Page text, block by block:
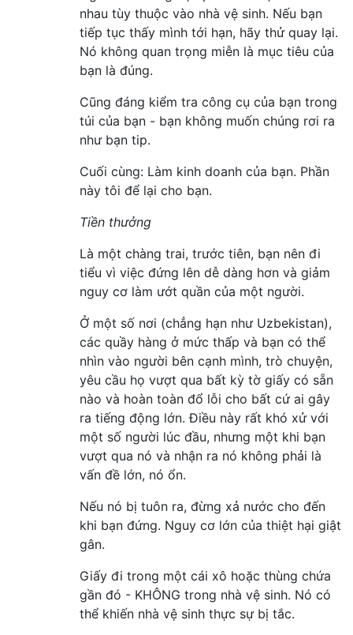
nhau tùy thuộc vào nhà vệ sinh. Nếu bạn
tiếp tục thấy mình tới hạn, hãy thử quay lại.
Nó không quan trọng miễn là mục tiêu của
bạn là đúng.
Cũng đáng kiểm tra công cụ của bạn trong
túi của bạn - bạn không muốn chúng rơi ra
như bạn tip.
Cuối cùng: Làm kinh doanh của bạn. Phần
này tôi để lại cho bạn.
Tiền thưởng
Là một chàng trai, trước tiên, bạn nên đi
tiểu vì việc đứng lên dễ dàng hơn và giảm
nguy cơ làm ướt quần của một người.
Ở một số nơi (chẳng hạn như Uzbekistan),
các quầy hàng ở mức thấp và bạn có thể
nhìn vào người bên cạnh mình, trò chuyện,
yêu cầu họ vượt qua bất kỳ tờ giấy có sẵn
nào và hoàn toàn đổ lỗi cho bất cứ ai gây
ra tiếng động lớn. Điều này rất khó xử với
một số người lúc đầu, nhưng một khi bạn
vượt qua nó và nhận ra nó không phải là
vấn đề lớn, nó ổn.
Nếu nó bị tuôn ra, đừng xả nước cho đến
khi bạn đứng. Nguy cơ lớn của thiệt hại giật
gân.
Giấy đi trong một cái xô hoặc thùng chứa
gần đó - KHÔNG trong nhà vệ sinh. Nó có
thể khiến nhà vệ sinh thực sự bị tắc.